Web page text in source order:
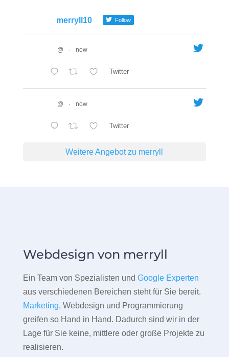
merryll10 Follow
@ · now
Twitter
@ · now
Twitter
Weitere Angebot zu merryll
Webdesign von merryll
Ein Team von Spezialisten und Google Experten
aus verschiedenen Bereichen steht für Sie bereit.
Marketing, Webdesign und Programmierung
greifen so Hand in Hand. Dadurch sind wir in der
Lage für Sie keine, mittlere oder große Projekte zu
realisieren.